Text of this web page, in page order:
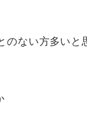
のない方多いと